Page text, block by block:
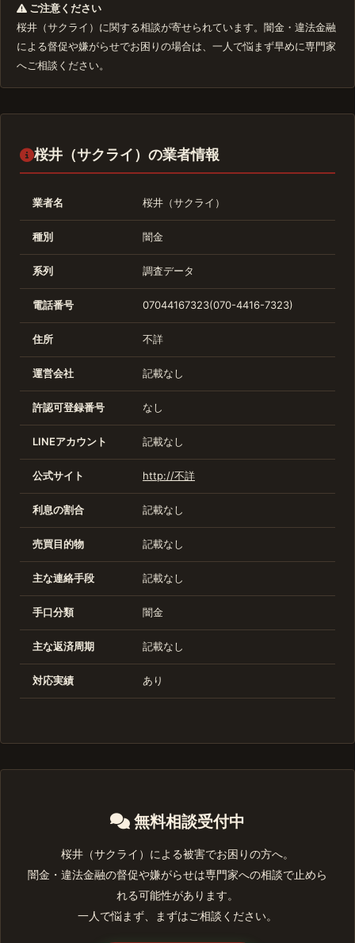
ご注意ください
桜井（サクライ）に関する相談が寄せられています。闇金・違法金融
による督促や嫌がらせでお困りの場合は、一人で悩まず早めに専門家
へご相談ください。
桜井（サクライ）の業者情報
業者名 桜井（サクライ）
種別 闇金
系列 調査データ
電話番号 07044167323(070-4416-7323)
住所 不詳
運営会社 記載なし
許認可登録番号 なし
LINEアカウント 記載なし
公式サイト http://不詳
利息の割合 記載なし
売買目的物 記載なし
主な連絡手段 記載なし
手口分類 闇金
主な返済周期 記載なし
対応実績 あり
無料相談受付中
桜井（サクライ）による被害でお困りの方へ。
闇金・違法金融の督促や嫌がらせは専門家への相談で止めら
れる可能性があります。
一人で悩まず、まずはご相談ください。